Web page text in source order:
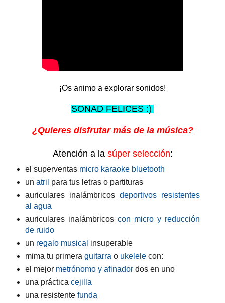
¡Os animo a explorar sonidos!
SONAD FELICES :)
¿Quieres disfrutar más de la música?
Atención a lasúper selección:
el superventas micro karaoke bluetooth
un atril para tus letras o partituras
auriculares inalámbricos deportivos resistentes
al agua
auriculares inalámbricos con micro y reducción
de ruido
un regalo musical insuperable
mima tu primera guitarra o ukelele con:
el mejor metrónomo y afinador dos en uno
una práctica cejilla
una resistente funda